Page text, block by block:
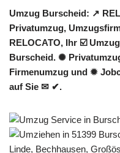
Umzug Burscheid: ↗️
Privatumzug,
RELOCATO, Ihr ☑️
Burscheid. ✺
Firmenumzug und ✹
auf Sie ✉ ✔.